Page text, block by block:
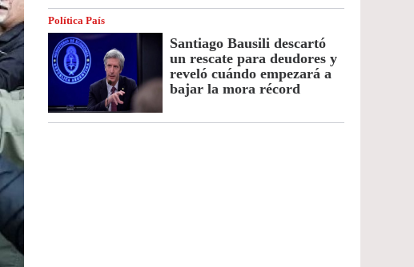
Política País
Santiago Bausili descartó
un rescate para deudores y
reveló cuándo empezará a
bajar la mora récord